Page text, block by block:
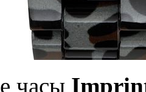
часы